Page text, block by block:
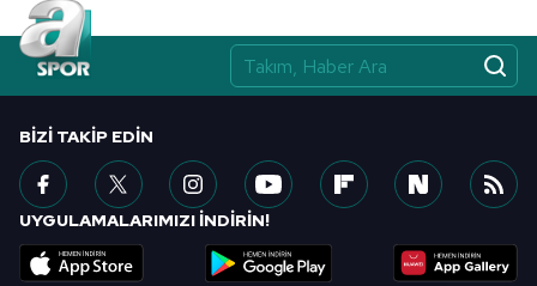
BIZI TAKIP EDIN
UYGULAMALARIMIZI İNDİRİN!